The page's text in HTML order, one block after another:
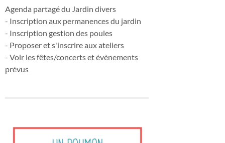
Agenda partagé du Jardin divers
- Inscription aux permanences du jardin
- Inscription gestion des poules
- Proposer et s'inscrire aux ateliers
- Voir les fêtes/concerts et évènements
prévus